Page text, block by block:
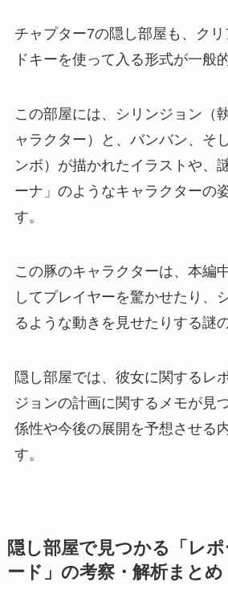
チャプター7の隠し部屋も、ク
ドキーを使って入る形式が一般
この部屋には、シリンジョン（
ャラクター）と、バンバン、そ
ンボ）が描かれたイラストや、
ーナ」のようなキャラクターの
す。
この豚のキャラクターは、本編
してプレイヤーを驚かせたり、
るような動きを見せたりする謎
隠し部屋では、彼女に関するレ
ジョンの計画に関するメモが見
係性や今後の展開を予想させる
す。
隠し部屋で見つかる「レ
ード」の考察・解析まとめ